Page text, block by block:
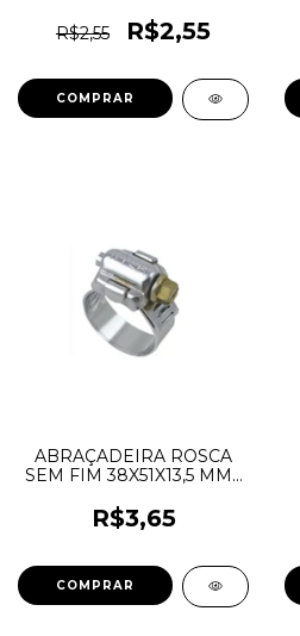
R$2,55 R$2,55
ABRAÇADEIRA ROSCA
SEM FIM 38X51X13,5 MM -
R$3,65